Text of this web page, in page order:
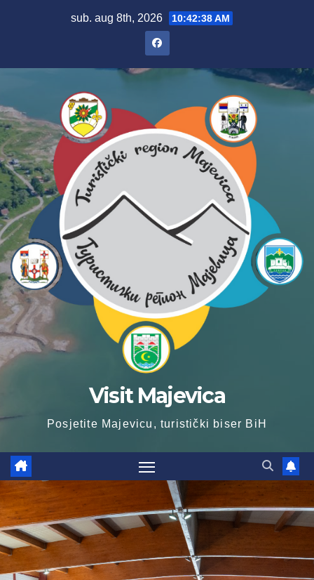
sub. aug 8th, 2026 10:42:39 AM
Visit Majevica
Posjetite Majevicu, turistički biser BiH